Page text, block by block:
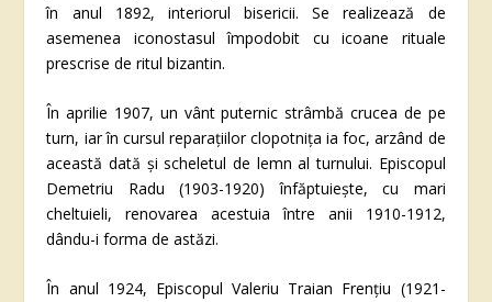
în anul 1892, interiorul bisericii. Se realizează de
asemenea iconostasul împodobit cu icoane rituale
prescrise de ritul bizantin.
În aprilie 1907, un vânt puternic strâmbă crucea de pe
turn, iar în cursul reparațiilor clopotnița ia foc, arzând de
această dată și scheletul de lemn al turnului. Episcopul
Demetriu Radu (1903-1920) înfăptuiește, cu mari
cheltuieli, renovarea acestuia între anii 1910-1912,
dându-i forma de astăzi.
În anul 1924, Episcopul Valeriu Traian Frențiu (1921-